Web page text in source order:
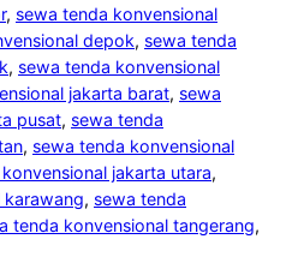
, sewa tenda konvensional
depok, sewa tenda
, sewa tenda konvensional
jakarta barat, sewa
pusat, sewa tenda
, sewa tenda konvensional
jakarta utara
karawang, sewa tenda
tenda konvensional tangerang